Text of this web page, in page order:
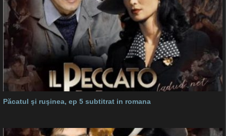
Păcatul şi ruşinea, ep 5 subtitrat in romana